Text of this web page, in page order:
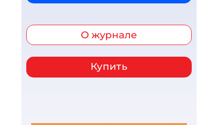
О журнале
Купить